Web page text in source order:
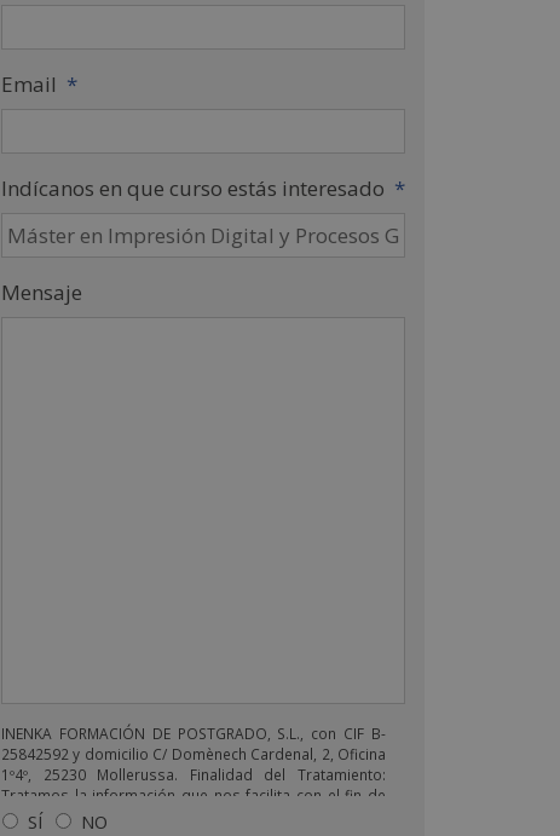
Email *
Indícanos en que curso estás interesado *
Mensaje
INENKA FORMACIÓN DE POSTGRADO, S.L., con CIF B-
25842592 y domicilio C/ Domènech Cardenal, 2, Oficina
1º4º, 25230 Mollerussa. Finalidad del Tratamiento:
Tratamos la información que nos facilita con el fin de
enviarle correos electrónicos de tipo comercial
SÍ NO